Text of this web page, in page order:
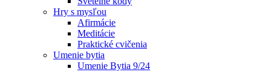
Hry s mysľou
Afirmácie
Meditácie
Praktické cvičenia
Umenie bytia
Umenie Bytia 9/24